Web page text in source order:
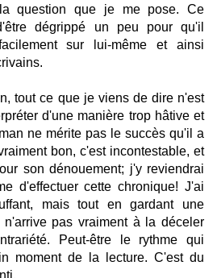
question que je me pose. Ce
dégrippé un peu pour qu'il
sur lui-même et ainsi
tout ce que je viens de dire n'est
d'une manière trop hâtive et
ne mérite pas le succès qu'il a
bon, c'est incontestable, et
son dénouement; j'y reviendrai
d'effectuer cette chronique! J'ai
mais tout en gardant une
pas vraiment à la déceler
Peut-être le rythme qui
moment de la lecture. C'est du